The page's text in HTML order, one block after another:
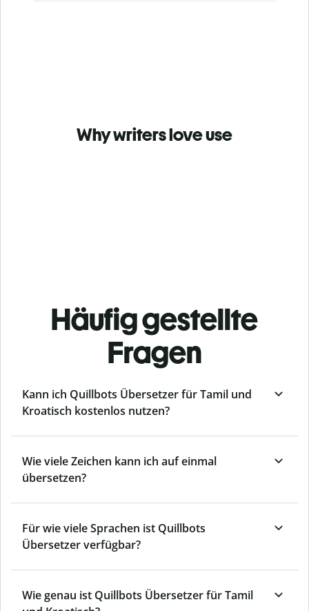
Why writers love use
Häufig gestellte
Fragen
Kann ich Quillbots Übersetzer für Tamil und
Kroatisch kostenlos nutzen?
Wie viele Zeichen kann ich auf einmal
übersetzen?
Für wie viele Sprachen ist Quillbots
Übersetzer verfügbar?
Wie genau ist Quillbots Übersetzer für Tamil